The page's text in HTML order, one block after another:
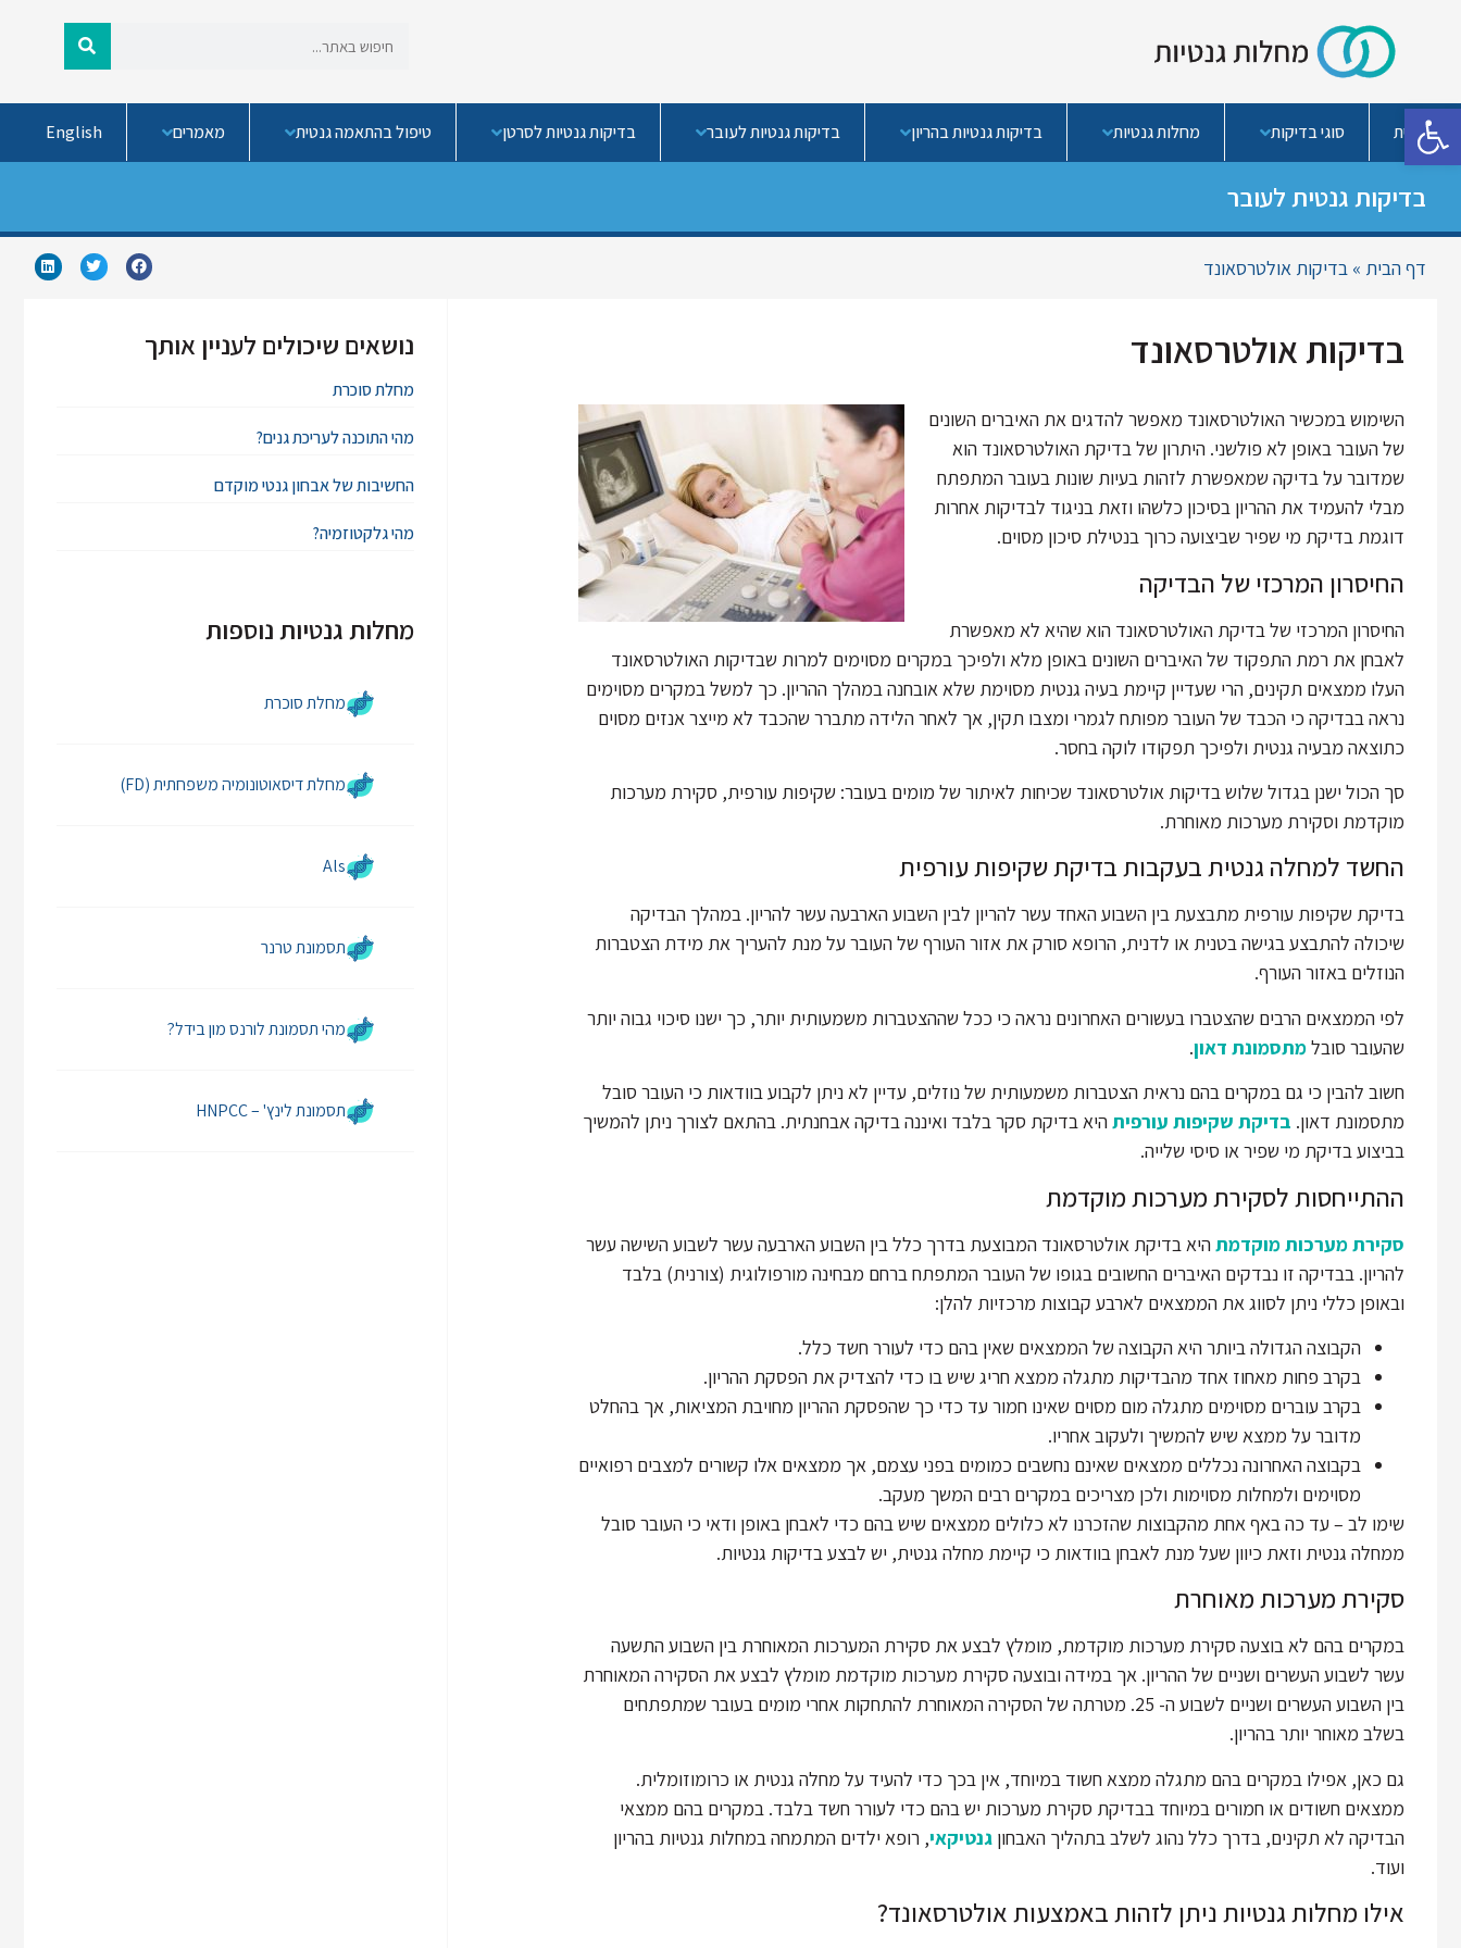
פתח סרגל נגישות
בית סוגי בדיקות מחלות גנטיות בדיקות גנטיות בהריון בדיקות גנטיות לעובר בדיקות גנטיות לסרטן טיפול בהתאמה גנטית מאמרים English
בדיקות גנטית לעובר
דף הבית » בדיקות אולטרסאונד
בדיקות אולטרסאונד
השימוש במכשיר האולטרסאונד מאפשר להדגים את האיברים השונים
של העובר באופן לא פולשני. היתרון של בדיקת האולטרסאונד הוא
שמדובר על בדיקה שמאפשרת לזהות בעיות שונות בעובר המתפתח
מבלי להעמיד את ההריון בסיכון כלשהו וזאת בניגוד לבדיקות אחרות
דוגמת בדיקת מי שפיר שביצועה כרוך בנטילת סיכון מסוים.
החיסרון המרכזי של הבדיקה
החיסרון המרכזי של בדיקת האולטרסאונד הוא שהיא לא מאפשרת
לאבחן את רמת התפקוד של האיברים השונים באופן מלא ולפיכך במקרים מסוימים למרות שבדיקות האולטרסאונד
העלו ממצאים תקינים, הרי שעדיין קיימת בעיה גנטית מסוימת שלא אובחנה במהלך ההריון. כך למשל במקרים מסוימים
נראה בבדיקה כי הכבד של העובר מפותח לגמרי ומצבו תקין, אך לאחר הלידה מתברר שהכבד לא מייצר אנזים מסוים
כתוצאה מבעיה גנטית ולפיכך תפקודו לוקה בחסר.
סך הכול ישנן בגדול שלוש בדיקות אולטרסאונד שכיחות לאיתור של מומים בעובר: שקיפות עורפית, סקירת מערכות
מוקדמת וסקירת מערכות מאוחרת.
החשד למחלה גנטית בעקבות בדיקת שקיפות עורפית
בדיקת שקיפות עורפית מתבצעת בין השבוע האחד עשר להריון לבין השבוע הארבעה עשר להריון. במהלך הבדיקה
שיכולה להתבצע בגישה בטנית או לדנית, הרופא סורק את אזור העורף של העובר על מנת להעריך את מידת הצטברות
הנוזלים באזור העורף.
לפי הממצאים הרבים שהצטברו בעשורים האחרונים נראה כי ככל שההצטברות משמעותית יותר, כך ישנו סיכוי גבוה יותר
שהעובר סובלמתסמונת דאון.
חשוב להבין כי גם במקרים בהם נראית הצטברות משמעותית של נוזלים, עדיין לא ניתן לקבוע בוודאות כי העובר סובל
מתסמונת דאון. בדיקת שקיפות עורפיתהיא בדיקת סקר בלבד ואיננה בדיקה אבחנתית. בהתאם לצורך ניתן להמשיך
בביצוע בדיקת מי שפיר או סיסי שלייה.
ההתייחסות לסקירת מערכות מוקדמת
סקירת מערכות מוקדמתהיא בדיקת אולטרסאונד המבוצעת בדרך כלל בין השבוע הארבעה עשר לשבוע השישה עשר
להריון. בבדיקה זו נבדקים האיברים החשובים בגופו של העובר המתפתח ברחם מבחינה מורפולוגית (צורנית) בלבד
ובאופן כללי ניתן לסווג את הממצאים לארבע קבוצות מרכזיות להלן:
הקבוצה הגדולה ביותר היא הקבוצה של הממצאים שאין בהם כדי לעורר חשד כלל.
בקרב פחות מאחוז אחד מהבדיקות מתגלה ממצא חריג שיש בו כדי להצדיק את הפסקת ההריון.
בקרב עוברים מסוימים מתגלה מום מסוים שאינו חמור עד כדי כך שהפסקת ההריון מחויבת המציאות, אך בהחלט
מדובר על ממצא שיש להמשיך ולעקוב אחריו.
בקבוצה האחרונה נכללים ממצאים שאינם נחשבים כמומים בפני עצמם, אך ממצאים אלו קשורים למצבים רפואיים
מסוימים ולמחלות מסוימות ולכן מצריכים במקרים רבים המשך מעקב.
שימו לב – עד כה באף אחת מהקבוצות שהזכרנו לא כלולים ממצאים שיש בהם כדי לאבחן באופן ודאי כי העובר סובל
ממחלה גנטית וזאת כיוון שעל מנת לאבחן בוודאות כי קיימת מחלה גנטית, יש לבצע בדיקות גנטיות.
סקירת מערכות מאוחרת
במקרים בהם לא בוצעה סקירת מערכות מוקדמת, מומלץ לבצע את סקירת המערכות המאוחרת בין השבוע התשעה
עשר לשבוע העשרים ושניים של ההריון. אך במידה ובוצעה סקירת מערכות מוקדמת מומלץ לבצע את הסקירה המאוחרת
בין השבוע העשרים ושניים לשבוע ה- 25. מטרתה של הסקירה המאוחרת להתחקות אחרי מומים בעובר שמתפתחים
בשלב מאוחר יותר בהריון.
גם כאן, אפילו במקרים בהם מתגלה ממצא חשוד במיוחד, אין בכך כדי להעיד על מחלה גנטית או כרומוזומלית.
ממצאים חשודים או חמורים במיוחד בבדיקת סקירת מערכות יש בהם כדי לעורר חשד בלבד. במקרים בהם ממצאי
הבדיקה לא תקינים, בדרך כלל נהוג לשלב בתהליך האבחון גנטיקאי, רופא ילדים המתמחה במחלות גנטיות בהריון
ועוד.
אילו מחלות גנטיות ניתן לזהות באמצעות אולטרסאונד?
נושאים שיכולים לעניין אותך
מחלת סוכרת
מהי התוכנה לעריכת גנים?
החשיבות של אבחון גנטי מוקדם
מהי גלקטוזמיה?
מחלות גנטיות נוספות
מחלת סוכרת
מחלת דיסאוטונומיה משפחתית (FD)
Als
תסמונת טרנר
מהי תסמונת לורנס מון בידל?
תסמונת לינץ' – HNPCC